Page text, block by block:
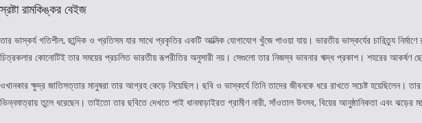
স্রষ্টা রামকিঙ্কর বেইজ
তার ভাস্কর্য গতিশীল, ছান্দিক ও প্রতিসম যার সাথে প্রকৃতির একটি আত্মিক যোগাযোগ খুঁজে পাওয়া যায়। ভারতীয় ভাস্কর্যের চারিত্র্য
চিত্রকলার কোনোটিই তার সময়ের প্রচলিত ভারতীয় রূপরীতির অনুসারী নয়। সেগুলো তার নিজস্ব ভাবনার ঋদ্ধ প্রকাশ। শহরের আকর্ষণ
ওখানকার ক্ষুদ্র জাতিসত্তার মানুষরা তার আগ্রহ কেড়ে নিয়েছিল। ছবি ও ভাস্কর্যে তিনি তাদের জীবনকে ধরে রাখতে সচেষ্ট হয়েছিলেন।
ভিন্নমাত্রায় তুলে ধরেছেন। তাইতো তার ছবিতে দেখতে পাই ধানমাড়াইরত গ্রামীণ নারী, সাঁওতাল উৎসব, বিয়ের আনুষ্ঠানিকতা এবং ঝড়ের